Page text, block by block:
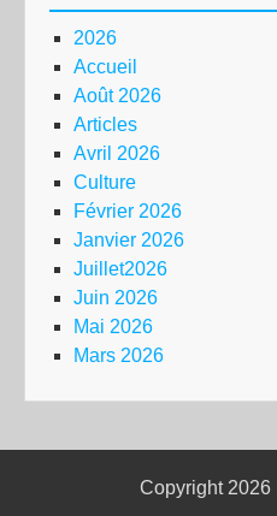
2026
Accueil
Août 2026
Articles
Avril 2026
Culture
Février 2026
Janvier 2026
Juillet2026
Juin 2026
Mai 2026
Mars 2026
Copyright 2026